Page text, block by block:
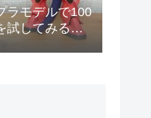
ラモデルで100
試してみる